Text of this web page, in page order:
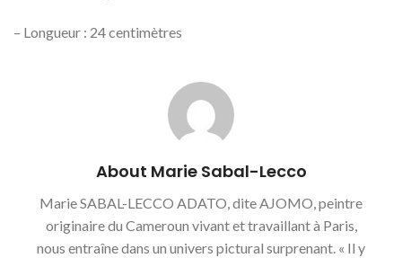
– Longueur : 24 centimètres
About Marie Sabal-Lecco
Marie SABAL-LECCO ADATO, dite AJOMO, peintre
originaire du Cameroun vivant et travaillant à Paris,
nous entraîne dans un univers pictural surprenant. « Il y